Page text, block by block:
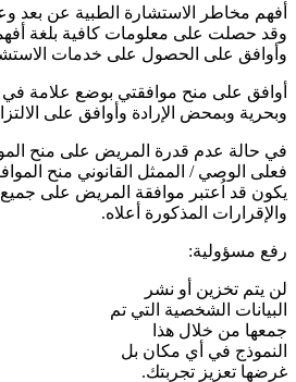
أفهم مخاطر الاستشارة الطبية عن بعد
وقد حصلت على معلومات كافية بلغة
وأوافق على الحصول على خدمات
أوافق على منح موافقتي بوضع علامة في
وبحرية وبمحض الإرادة وأوافق على
في حالة عدم قدرة المريض على منح
فعلى الوصي / الممثل القانوني منح
يكون قد اُعتبر موافقة المريض على جميع
والإقرارات المذكورة أعلاه.
رفع مسؤولية:
لن يتم تخزين أو نشر
البيانات الشخصية التي تم
جمعها من خلال هذا
النموذج في أي مكان بل
غرضها تعزيز تجربتك.